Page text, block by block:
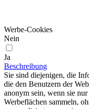
Werbe-Cookies
Nein
Ja
Beschreibung
Sie sind diejenigen, die
die den Benutzern der
anonym sein, wenn sie
Werbeflächen sammeln,